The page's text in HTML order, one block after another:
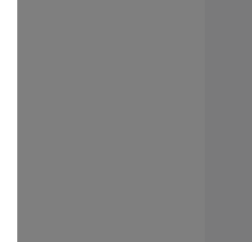
Google Tag Manager, Instagram Embed,